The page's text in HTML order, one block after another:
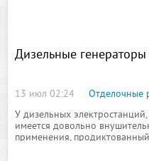
Дизельные
13 июл 02:24
Отделочные
У дизельных
имеется довольно
применения,